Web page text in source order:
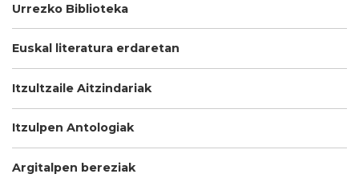
Urrezko Biblioteka
Euskal literatura erdaretan
Itzultzaile Aitzindariak
Itzulpen Antologiak
Argitalpen bereziak